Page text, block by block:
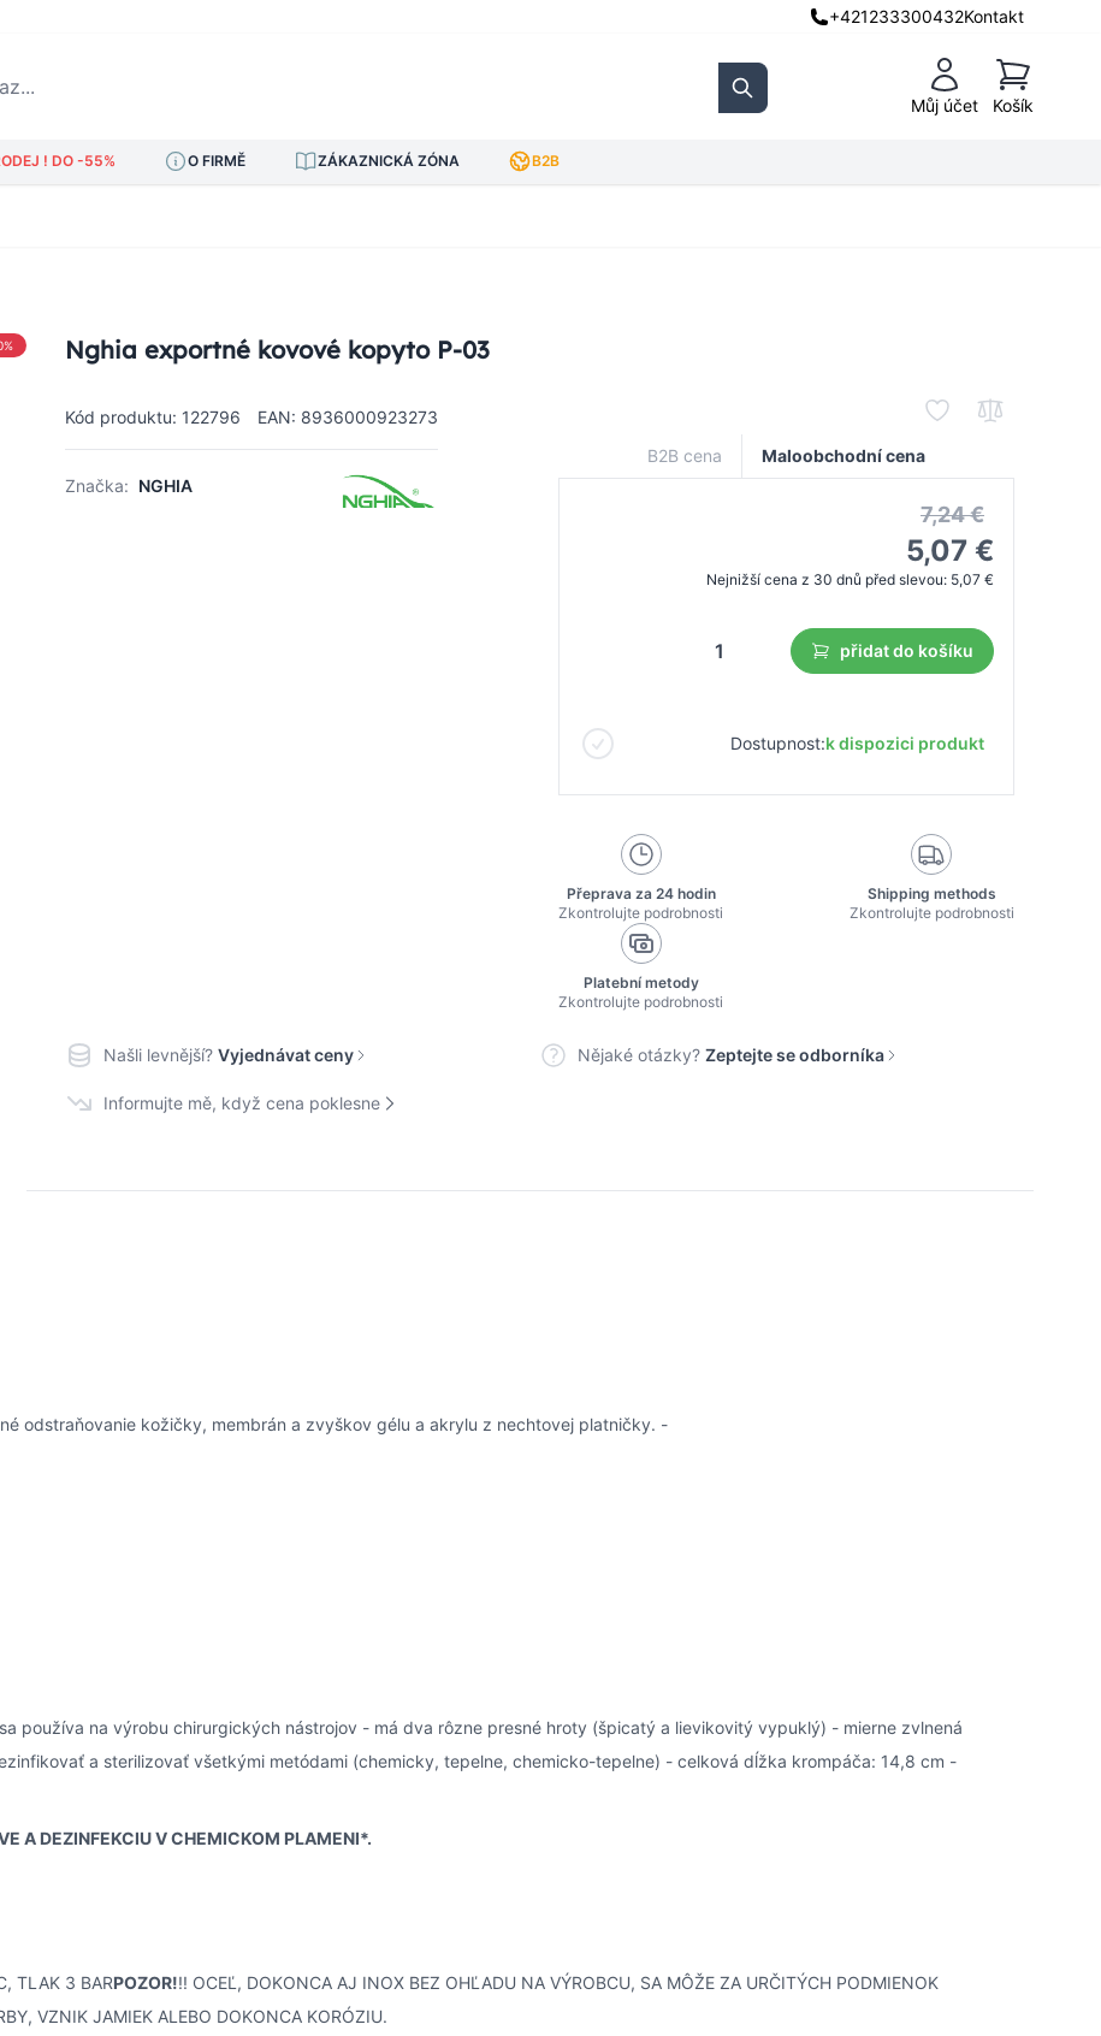
+421233300432Kontakt
Search Můj účet
Košík
Košík
! DO -55% O FIRMĚ ZÁKAZNICKÁ ZÓNA B2B
Nghia exportné kovové kopyto P-03
Kód produktu: 122796 EAN: 8936000923273
Značka: NGHIA
B2B cena Maloobchodní cena
7,24 €
5,07 €
Nejnižší cena z 30 dnů před slevou: 5,07 €
přidat do košíku
Dostupnost:k dispozici produkt
Přeprava za 24 hodin
Zkontrolujte podrobnosti
Shipping methods
Zkontrolujte podrobnosti
Platební metody
Zkontrolujte podrobnosti
Našli levnější? Vyjednávat ceny Nějaké otázky? Zeptejte se odborníka
Informujte mě, když cena poklesne
odstraňovanie kožičky, membrán a zvyškov gélu a akrylu z nechtovej platničky. -
používa na výrobu chirurgických nástrojov - má dva rôzne presné hroty (špicatý a lievikovitý vypuklý) - mierne zvlnená
a sterilizovať všetkými metódami (chemicky, tepelne, chemicko-tepelne) - celková dĺžka krompáča: 14,8 cm -
A DEZINFEKCIU V CHEMICKOM PLAMENI*.
TLAK 3 BARPOZOR!!! OCEĽ, DOKONCA AJ INOX BEZ OHĽADU NA VÝROBCU, SA MÔŽE ZA URČITÝCH PODMIENOK
VZNIK JAMIEK ALEBO DOKONCA KORÓZIU.